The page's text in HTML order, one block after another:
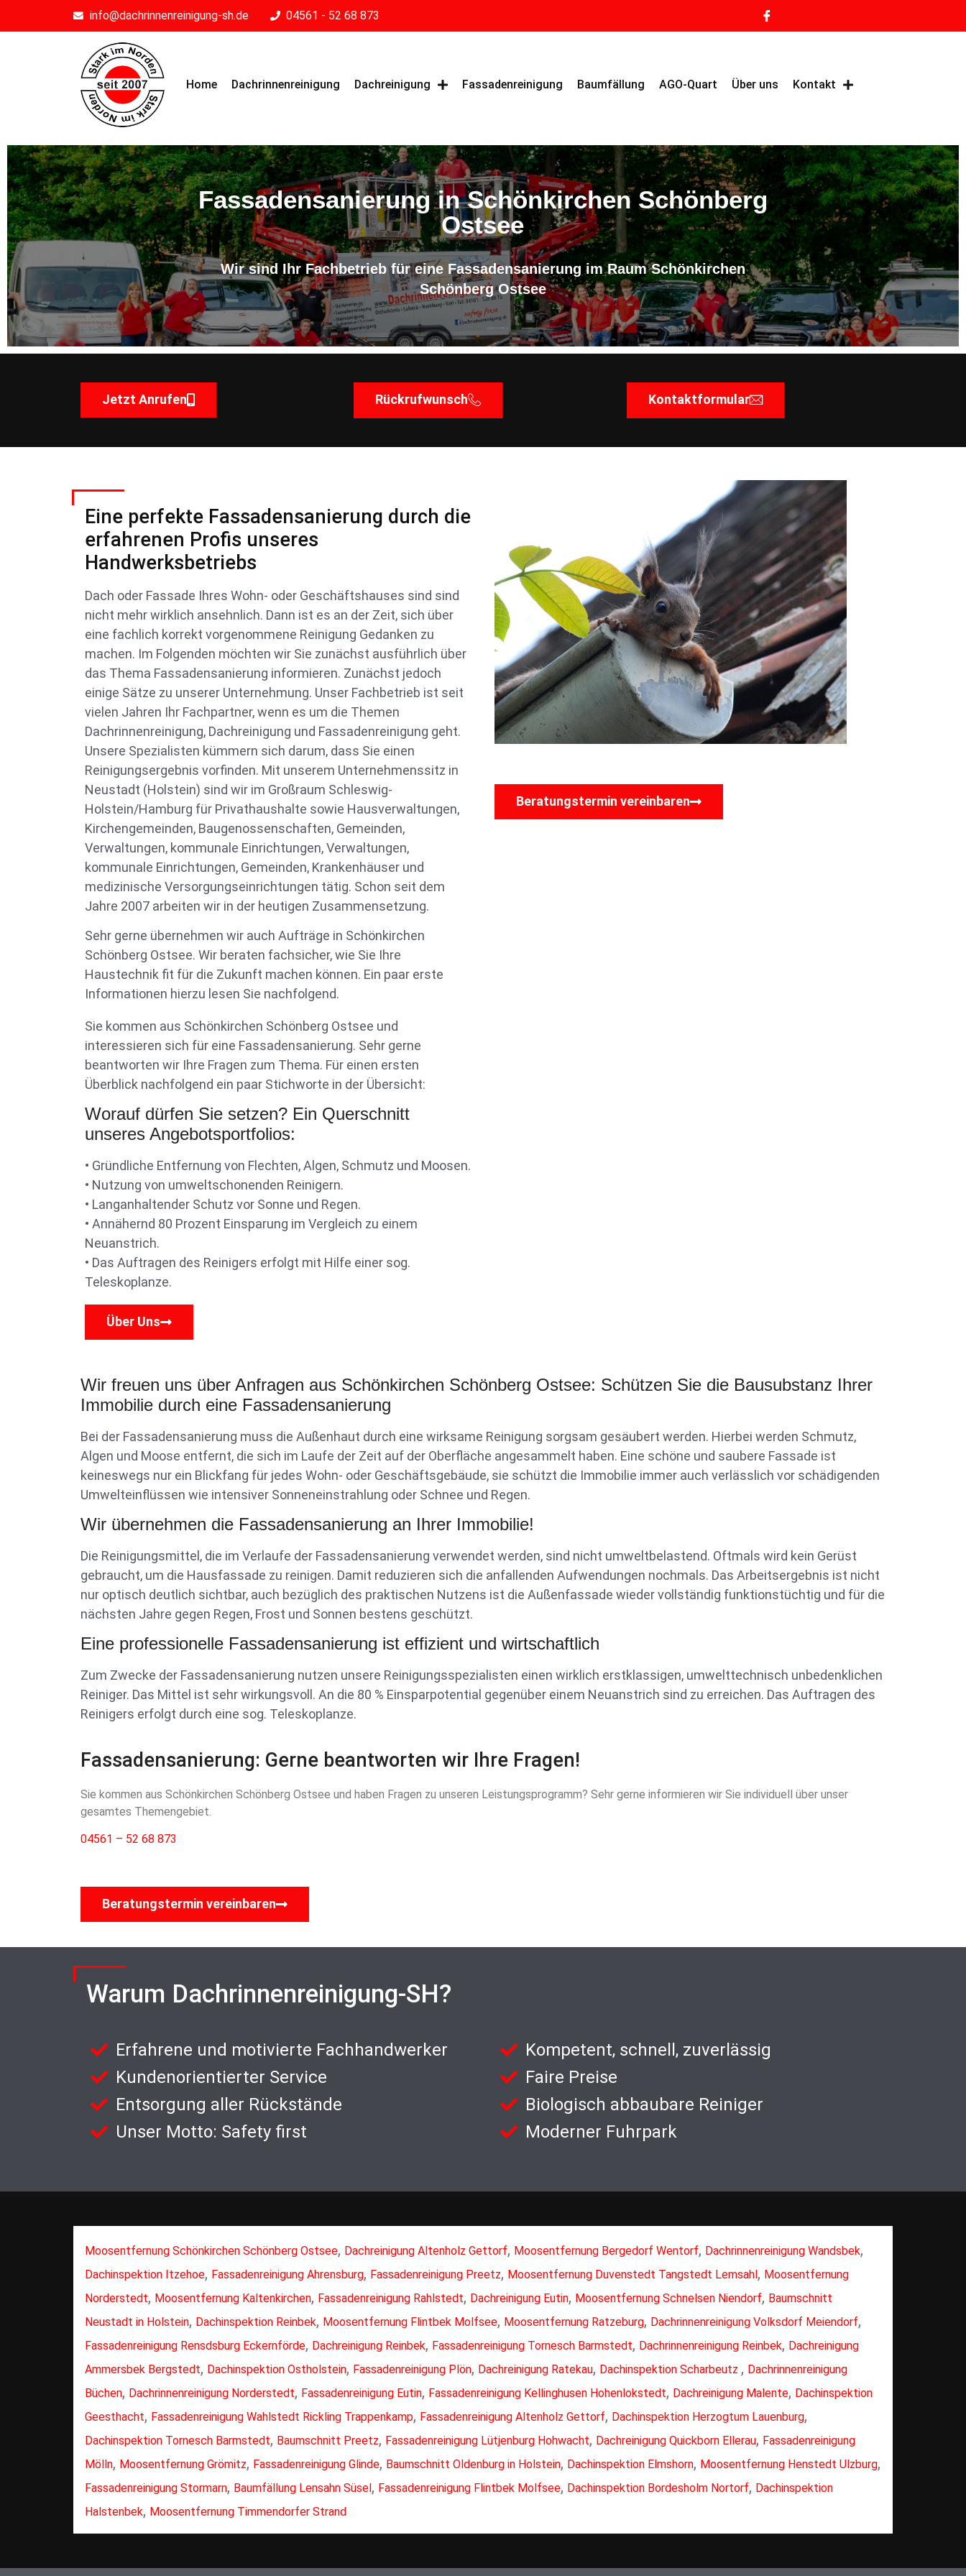
info@dachrinnenreinigung-sh.de 04561 - 52 68 873
Home Dachrinnenreinigung Dachreinigung Fassadenreinigung Baumfällung AGO-Quart Über uns Kontakt
Fassadensanierung in Schönkirchen Schönberg
Ostsee
Wir sind Ihr Fachbetrieb für eine Fassadensanierung im Raum Schönkirchen
Schönberg Ostsee
Jetzt Anrufen Rückrufwunsch Kontaktformular
Eine perfekte Fassadensanierung durch die
erfahrenen Profis unseres
Handwerksbetriebs
Dach oder Fassade Ihres Wohn- oder Geschäftshauses sind sind
nicht mehr wirklich ansehnlich. Dann ist es an der Zeit, sich über
eine fachlich korrekt vorgenommene Reinigung Gedanken zu
machen. Im Folgenden möchten wir Sie zunächst ausführlich über
das Thema Fassadensanierung informieren. Zunächst jedoch
einige Sätze zu unserer Unternehmung. Unser Fachbetrieb ist seit
vielen Jahren Ihr Fachpartner, wenn es um die Themen
Dachrinnenreinigung, Dachreinigung und Fassadenreinigung geht.
Unsere Spezialisten kümmern sich darum, dass Sie einen
Reinigungsergebnis vorfinden. Mit unserem Unternehmenssitz in
Neustadt (Holstein) sind wir im Großraum Schleswig-
Holstein/Hamburg für Privathaushalte sowie Hausverwaltungen,
Kirchengemeinden, Baugenossenschaften, Gemeinden,
Verwaltungen, kommunale Einrichtungen, Verwaltungen,
kommunale Einrichtungen, Gemeinden, Krankenhäuser und
medizinische Versorgungseinrichtungen tätig. Schon seit dem
Jahre 2007 arbeiten wir in der heutigen Zusammensetzung.
Sehr gerne übernehmen wir auch Aufträge in Schönkirchen
Schönberg Ostsee. Wir beraten fachsicher, wie Sie Ihre
Haustechnik fit für die Zukunft machen können. Ein paar erste
Informationen hierzu lesen Sie nachfolgend.
Sie kommen aus Schönkirchen Schönberg Ostsee und
interessieren sich für eine Fassadensanierung. Sehr gerne
beantworten wir Ihre Fragen zum Thema. Für einen ersten
Überblick nachfolgend ein paar Stichworte in der Übersicht:
Worauf dürfen Sie setzen? Ein Querschnitt
unseres Angebotsportfolios:
• Gründliche Entfernung von Flechten, Algen, Schmutz und Moosen.
• Nutzung von umweltschonenden Reinigern.
• Langanhaltender Schutz vor Sonne und Regen.
• Annähernd 80 Prozent Einsparung im Vergleich zu einem
Neuanstrich.
• Das Auftragen des Reinigers erfolgt mit Hilfe einer sog.
Teleskoplanze.
Über Uns
Beratungstermin vereinbaren
Wir freuen uns über Anfragen aus Schönkirchen Schönberg Ostsee: Schützen Sie die Bausubstanz Ihrer
Immobilie durch eine Fassadensanierung
Bei der Fassadensanierung muss die Außenhaut durch eine wirksame Reinigung sorgsam gesäubert werden. Hierbei werden Schmutz,
Algen und Moose entfernt, die sich im Laufe der Zeit auf der Oberfläche angesammelt haben. Eine schöne und saubere Fassade ist
keineswegs nur ein Blickfang für jedes Wohn- oder Geschäftsgebäude, sie schützt die Immobilie immer auch verlässlich vor schädigenden
Umwelteinflüssen wie intensiver Sonneneinstrahlung oder Schnee und Regen.
Wir übernehmen die Fassadensanierung an Ihrer Immobilie!
Die Reinigungsmittel, die im Verlaufe der Fassadensanierung verwendet werden, sind nicht umweltbelastend. Oftmals wird kein Gerüst
gebraucht, um die Hausfassade zu reinigen. Damit reduzieren sich die anfallenden Aufwendungen nochmals. Das Arbeitsergebnis ist nicht
nur optisch deutlich sichtbar, auch bezüglich des praktischen Nutzens ist die Außenfassade wieder vollständig funktionstüchtig und für die
nächsten Jahre gegen Regen, Frost und Sonnen bestens geschützt.
Eine professionelle Fassadensanierung ist effizient und wirtschaftlich
Zum Zwecke der Fassadensanierung nutzen unsere Reinigungsspezialisten einen wirklich erstklassigen, umwelttechnisch unbedenklichen
Reiniger. Das Mittel ist sehr wirkungsvoll. An die 80 % Einsparpotential gegenüber einem Neuanstrich sind zu erreichen. Das Auftragen des
Reinigers erfolgt durch eine sog. Teleskoplanze.
Fassadensanierung: Gerne beantworten wir Ihre Fragen!
Sie kommen aus Schönkirchen Schönberg Ostsee und haben Fragen zu unseren Leistungsprogramm? Sehr gerne informieren wir Sie individuell über unser
gesamtes Themengebiet.
04561 – 52 68 873
Beratungstermin vereinbaren
Warum Dachrinnenreinigung-SH?
Erfahrene und motivierte Fachhandwerker
Kundenorientierter Service
Entsorgung aller Rückstände
Unser Motto: Safety first
Kompetent, schnell, zuverlässig
Faire Preise
Biologisch abbaubare Reiniger
Moderner Fuhrpark
Moosentfernung Schönkirchen Schönberg Ostsee, Dachreinigung Altenholz Gettorf, Moosentfernung Bergedorf Wentorf, Dachrinnenreinigung Wandsbek,
Dachinspektion Itzehoe, Fassadenreinigung Ahrensburg, Fassadenreinigung Preetz, Moosentfernung Duvenstedt Tangstedt Lemsahl , Moosentfernung
Norderstedt, Moosentfernung Kaltenkirchen, Fassadenreinigung Rahlstedt, Dachreinigung Eutin, Moosentfernung Schnelsen Niendorf, Baumschnitt
Neustadt in Holstein, Dachinspektion Reinbek, Moosentfernung Flintbek Molfsee, Moosentfernung Ratzeburg, Dachrinnenreinigung Volksdorf Meiendorf,
Fassadenreinigung Rensdsburg Eckernförde, Dachreinigung Reinbek, Fassadenreinigung Tornesch Barmstedt, Dachrinnenreinigung Reinbek, Dachreinigung
Ammersbek Bergstedt, Dachinspektion Ostholstein, Fassadenreinigung Plön, Dachreinigung Ratekau, Dachinspektion Scharbeutz , Dachrinnenreinigung
Büchen, Dachrinnenreinigung Norderstedt, Fassadenreinigung Eutin, Fassadenreinigung Kellinghusen Hohenlokstedt, Dachreinigung Malente, Dachinspektion
Geesthacht, Fassadenreinigung Wahlstedt Rickling Trappenkamp, Fassadenreinigung Altenholz Gettorf, Dachinspektion Herzogtum Lauenburg,
Dachinspektion Tornesch Barmstedt, Baumschnitt Preetz, Fassadenreinigung Lütjenburg Hohwacht, Dachreinigung Quickborn Ellerau, Fassadenreinigung
Mölln, Moosentfernung Grömitz, Fassadenreinigung Glinde, Baumschnitt Oldenburg in Holstein, Dachinspektion Elmshorn, Moosentfernung Henstedt Ulzburg,
Fassadenreinigung Stormarn, Baumfällung Lensahn Süsel , Fassadenreinigung Flintbek Molfsee, Dachinspektion Bordesholm Nortorf, Dachinspektion
Halstenbek, Moosentfernung Timmendorfer Strand